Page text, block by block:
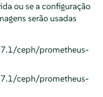
ou se a configuração
serão usadas
ceph/prometheus-
ceph/prometheus-